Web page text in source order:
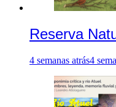
Reserva
4 semanas atrás4